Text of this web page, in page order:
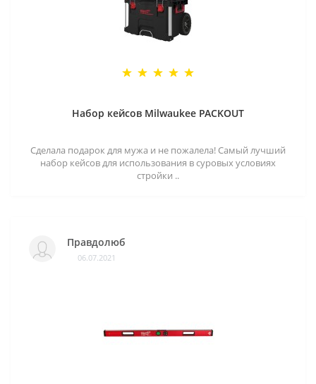
Набор кейсов Milwaukee PACKOUT
Сделала подарок для мужа и не пожалела! Самый лучший
набор кейсов для использования в суровых условиях
стройки ..
Правдолюб
06.07.2021